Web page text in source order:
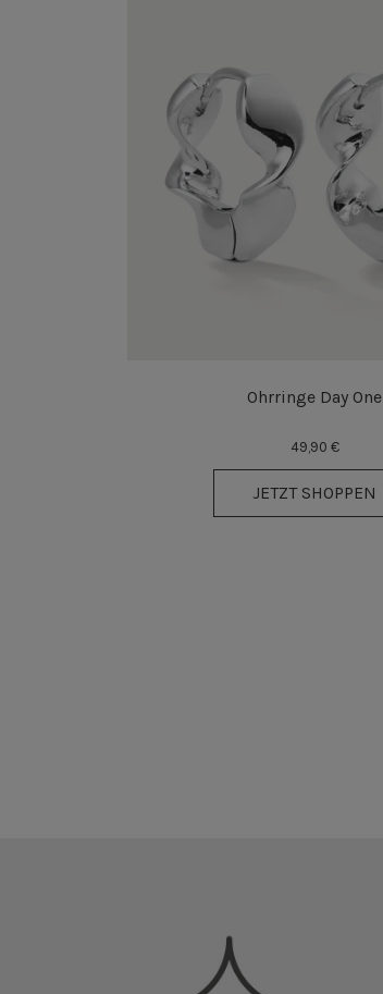
Ohrringe Day One
49,90 €
JETZT SHOPPEN